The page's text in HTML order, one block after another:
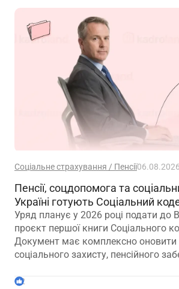
Соціальне страхування / Пенсії06.08.2026
Пенсії, соцдопомога та
Україні готують Соціальний
Уряд планує у 2026 році подати до
проєкт першої книги Соціального
Документ має комплексно оновити
соціального захисту, пенсійного
близько 100 законодавчих актів із
2